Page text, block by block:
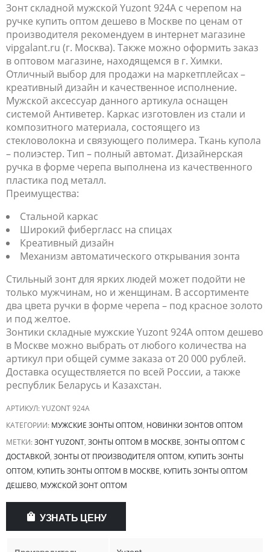
Зонт складной мужской Yuzont 924A с черепом на
ручке купить оптом дешево в Москве по ценам от
производителя рекомендуем в интернет магазине
vipgalant.ru (г. Москва). Также можно оформить заказ
в оптовом магазине, находящемся в г. Химки.
Отличный выбор для продажи на маркетплейсах –
креативный дизайн и качественное исполнение.
Мужской аксессуар данного артикула оснащен
системой Антиветер. Каркас изготовлен из стали и
композитного материала, состоящего из
стекловолокна и связующего полимера. Ткань купола
– полиэстер. Тип – полный автомат. Дизайнерская
ручка в форме черепа выполнена из качественного
пластика под металл.
Преимущества:
Стальной каркас
Широкий фибергласс на спицах
Креативный дизайн
Механизм автоматического открывания зонта
Стильный зонт для ярких людей может подойти не
только мужчинам, но и женщинам. В ассортименте
два цвета ручки в форме черепа – под красное золото
и под желтое.
Зонтики складные мужские Yuzont 924A оптом дешево
в Москве можно выбрать от любого количества на
артикул при общей сумме заказа от 20 000 рублей.
Доставка осуществляется по всей России, а также
республик Беларусь и Казахстан.
АРТИКУЛ:YUZONT 924A
КАТЕГОРИИ: МУЖСКИЕ ЗОНТЫ ОПТОМ, НОВИНКИ ЗОНТОВ ОПТОМ
МЕТКИ:ЗОНТ YUZONT, ЗОНТЫ ОПТОМ В МОСКВЕ, ЗОНТЫ ОПТОМ С
ДОСТАВКОЙ, ЗОНТЫ ОТ ПРОИЗВОДИТЕЛЯ ОПТОМ, КУПИТЬ ЗОНТЫ
ОПТОМ, КУПИТЬ ЗОНТЫ ОПТОМ В МОСКВЕ, КУПИТЬ ЗОНТЫ ОПТОМ
ДЕШЕВО, МУЖСКОЙ ЗОНТ ОПТОМ
УЗНАТЬ ЦЕНУ